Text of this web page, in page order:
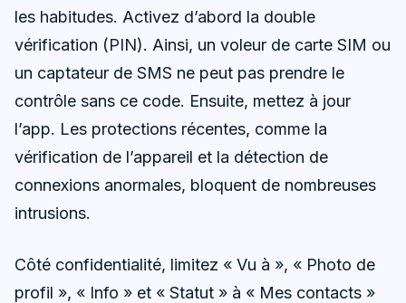
les habitudes. Activez d’abord la double
vérification (PIN). Ainsi, un voleur de carte SIM ou
un captateur de SMS ne peut pas prendre le
contrôle sans ce code. Ensuite, mettez à jour
l’app. Les protections récentes, comme la
vérification de l’appareil et la détection de
connexions anormales, bloquent de nombreuses
intrusions.
Côté confidentialité, limitez « Vu à », « Photo de
profil », « Info » et « Statut » à « Mes contacts »